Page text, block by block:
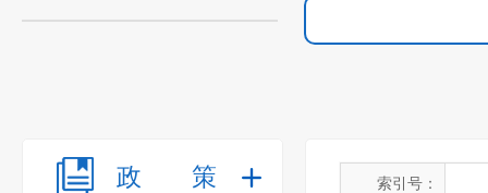
政策 索引号：